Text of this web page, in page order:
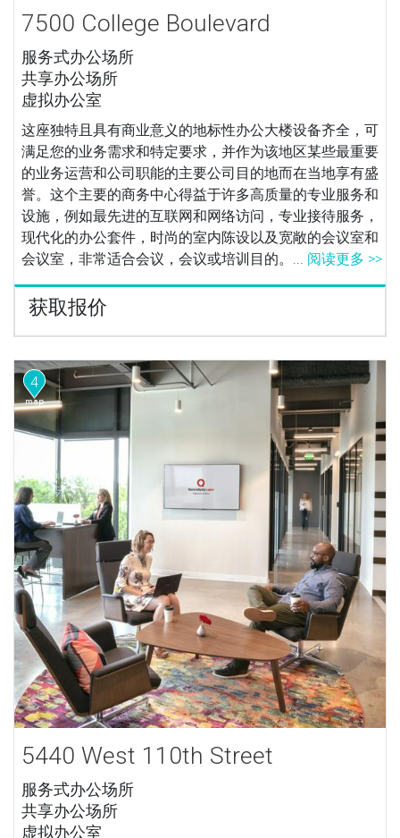
7500 College Boulevard
服务式办公场所
共享办公场所
虚拟办公室
这座独特且具有商业意义的地标性办公大楼设备齐全，可
满足您的业务需求和特定要求，并作为该地区某些最重要
的业务运营和公司职能的主要公司目的地而在当地享有盛
誉。这个主要的商务中心得益于许多高质量的专业服务和
设施，例如最先进的互联网和网络访问，专业接待服务，
现代化的办公套件，时尚的室内陈设以及宽敞的会议室和
会议室，非常适合会议，会议或培训目的。... 阅读更多 >>
获取报价
4
5440 West 110th Street
服务式办公场所
共享办公场所
虚拟办公室